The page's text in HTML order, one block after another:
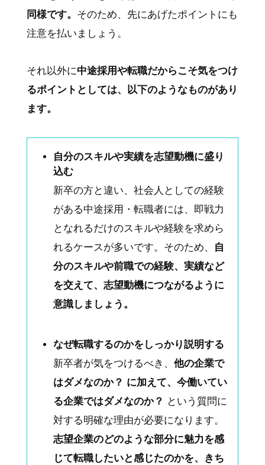
同様です。 そのため、先にあげたポイントにも
注意を払いましょう。
それ以外に中途採用や転職だからこそ気をつけ
るポイントとしては、以下のようなものがあり
ます。
自分のスキルや実績を志望動機に盛り
込む
新卒の方と違い、社会人としての経験
がある中途採用・転職者には、即戦力
となれるだけのスキルや経験を求めら
れるケースが多いです。そのため、
自
分のスキルや前職での経験、実績など
を交えて、志望動機につながるように
意識しましょう。
なぜ転職するのかをしっかり説明する
新卒者が気をつけるべき、 他の企業で
はダメなのか？ に加えて、今働いてい
る企業ではダメなのか？
という質問に
対する明確な理由が必要になります。
志望企業のどのような部分に魅力を感
じて転職したいと感じたのかを、きち